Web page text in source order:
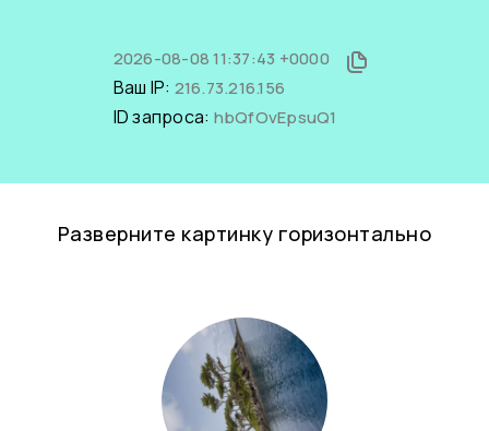
2026-08-08 11:37:43 +0000
Ваш IP: 216.73.216.156
ID запроса: hbQfOvEpsuQ1
Разверните картинку горизонтально